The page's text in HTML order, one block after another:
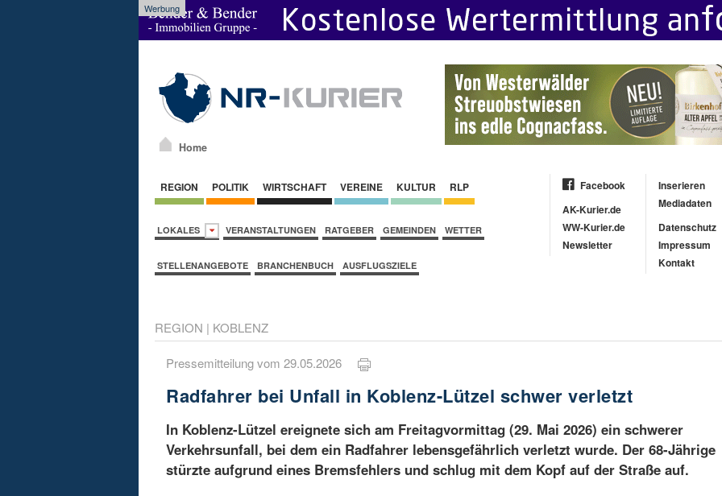
Werbung
Home
REGION POLITIK WIRTSCHAFT VEREINE KULTUR RLP
LOKALES VERANSTALTUNGEN RATGEBER GEMEINDEN WETTER
STELLENANGEBOTE BRANCHENBUCH AUSFLUGSZIELE
Facebook
AK-Kurier.de
WW-Kurier.de
Newsletter
Inserieren
Mediadaten
Datenschutz
Impressum
Kontakt
REGION | KOBLENZ
Pressemitteilung vom 29.05.2026
Radfahrer bei Unfall in Koblenz-Lützel schwer verletzt
In Koblenz-Lützel ereignete sich am Freitagvormittag (29. Mai 2026) ein schwerer
Verkehrsunfall, bei dem ein Radfahrer lebensgefährlich verletzt wurde. Der 68-Jährige
stürzte aufgrund eines Bremsfehlers und schlug mit dem Kopf auf der Straße auf.